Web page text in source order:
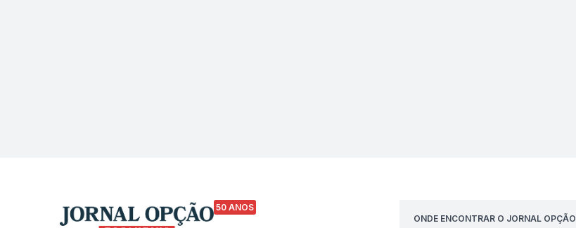
50 ANOS
ONDE ENCONTRAR O JORNAL OPÇÃO